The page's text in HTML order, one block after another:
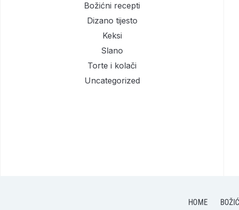
Božićni recepti
Dizano tijesto
Keksi
Slano
Torte i kolači
Uncategorized
HOME